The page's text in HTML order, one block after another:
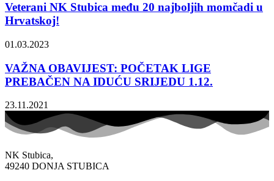
Veterani NK Stubica među 20 najboljih momčadi u
Hrvatskoj!
01.03.2023
VAŽNA OBAVIJEST: POČETAK LIGE
PREBAČEN NA IDUĆU SRIJEDU 1.12.
23.11.2021
NK Stubica,
49240 DONJA STUBICA